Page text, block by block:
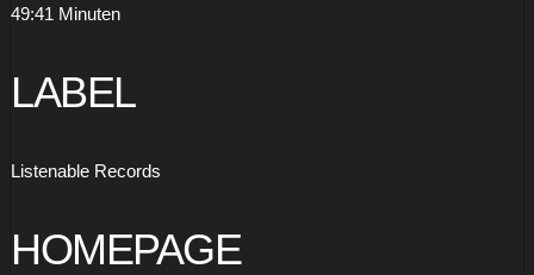
49:41 Minuten
LABEL
Listenable Records
HOMEPAGE